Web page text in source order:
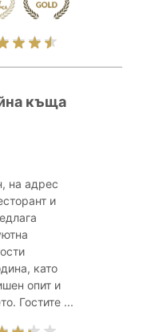
къща
на адрес
и
като
опит и
Гостите ...